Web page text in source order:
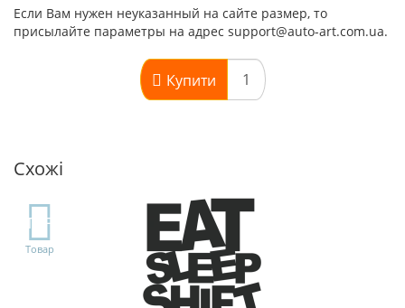
Если Вам нужен неуказанный на сайте размер, то
присылайте параметры на адрес support@auto-art.com.ua.
Купити
Схожі
TOP
Товар